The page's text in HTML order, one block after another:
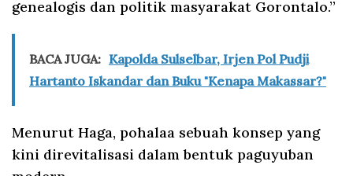
genealogis dan politik masyarakat Gorontalo.”
BACA JUGA: Kapolda Sulselbar, Irjen Pol Pudji
Hartanto Iskandar dan Buku "Kenapa Makassar?"
Menurut Haga, pohalaa sebuah konsep yang
kini direvitalisasi dalam bentuk paguyuban